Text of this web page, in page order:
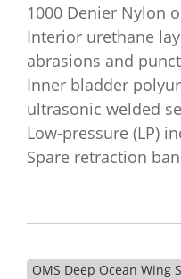
1000 Denier Nylon
Interior urethane
abrasions and
Inner bladder
ultrasonic welded
Low-pressure (LP)
Spare retraction
OMS Deep Ocean